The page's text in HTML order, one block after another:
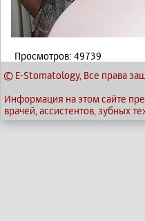
Просмотров: 49739
© E-Stomatology, Все права
Информация на этом сайте
врачей, ассистентов, зубных